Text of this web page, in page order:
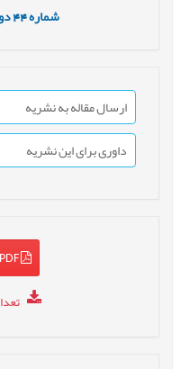
شماره44
ارسال مقاله به نشریه
داوری برای این نشریه
PDF